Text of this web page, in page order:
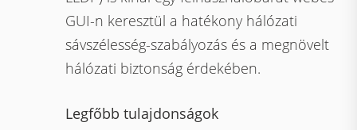
GUI-n keresztül a hatékony hálózati
sávszélesség-szabályozás és a megnövelt
hálózati biztonság érdekében.
Legfőbb tulajdonságok